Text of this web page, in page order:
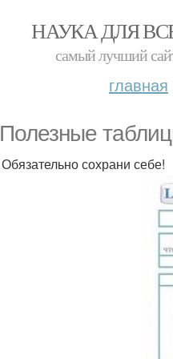
НАУКА ДЛЯ
самый лучший
главная
Полезные
Обязательно сохрани себе!